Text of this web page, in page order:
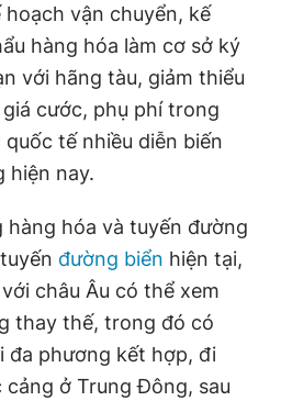
vận chuyển, kế
hàng hóa làm cơ sở ký
với hãng tàu, giảm thiểu
cước, phụ phí trong
tế nhiều diễn biến
hiện nay.
hàng hóa và tuyến đường
đường biển hiện tại,
châu Âu có thể xem
thay thế, trong đó có
đa phương kết hợp, đi
ở Trung Đông, sau